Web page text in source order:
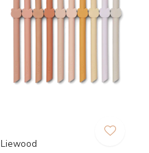
Liewood